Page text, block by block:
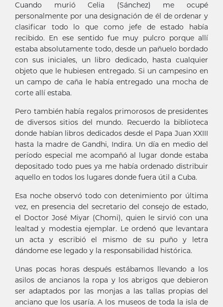
Cuando murió Celia (Sánchez) me ocupé
personalmente por una designación de él de ordenar y
clasificar todo lo que como jefe de estado había
recibido. En ese sentido fue muy pulcro porque allí
estaba absolutamente todo, desde un pañuelo bordado
con sus iniciales, un libro dedicado, hasta cualquier
objeto que le hubiesen entregado. Si un campesino en
un campo de caña le había entregado una mocha de
corte allí estaba.
Pero también había regalos primorosos de presidentes
de diversos sitios del mundo. Recuerdo la biblioteca
donde habían libros dedicados desde el Papa Juan XXIII
hasta la madre de Gandhi, Indira. Un día en medio del
período especial me acompañó al lugar donde estaba
depositado todo pues ya me había ordenado distribuir
aquello en todos los lugares donde fuera útil a Cuba.
Esa noche observó todo con detenimiento por última
vez, en presencia del secretario del consejo de estado,
el Doctor José Miyar (Chomi), quien le sirvió con una
lealtad y modestia ejemplar. Le ordenó que levantara
un acta y escribió el mismo de su puño y letra
dándome ese legado y la responsabilidad histórica.
Unas pocas horas después estábamos llevando a los
asilos de ancianos la ropa y los abrigos que debieron
ser adaptados por las monjas a las tallas propias del
anciano que los usaría. A los museos de toda la isla de